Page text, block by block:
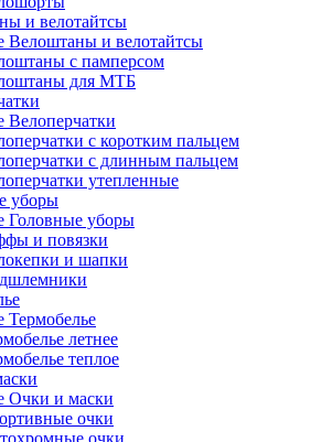
и велотайтсы
Велоштаны и велотайтсы
с памперсом
для МТБ
Велоперчатки
с коротким пальцем
с длинным пальцем
утепленные
уборы
Головные уборы
и повязки
и шапки
Термобелье
летнее
теплое
Очки и маски
очки
очки